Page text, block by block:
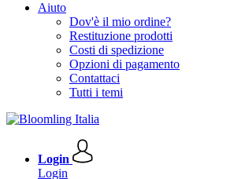
Aiuto
Dov'è il mio ordine?
Restituzione prodotti
Costi di spedizione
Opzioni di pagamento
Contattaci
Tutti i temi
Login
Login